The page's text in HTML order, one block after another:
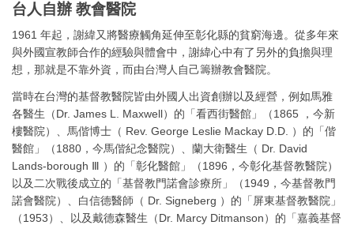
台人自辦 教會醫院
1961 年起，謝緯又將醫療觸角延伸至彰化縣的貧窮海邊。從多年來
與外國宣教師合作的經驗與體會中，謝緯心中有了另外的負擔與理
想，那就是不靠外資，而由台灣人自己籌辦教會醫院。
當時在台灣的基督教醫院皆由外國人出資創辦以及經營，例如馬雅
各醫生（Dr. James L. Maxwell）的「看西街醫館」（1865 ，今新
樓醫院）、馬偕博士（ Rev. George Leslie Mackay D.D. ）的「偕
醫館」（1880，今馬偕紀念醫院）、蘭大衛醫生（ Dr. David
Lands-borough Ⅲ ）的「彰化醫館」（1896，今彰化基督教醫院）
以及二次戰後成立的「基督教門諾會診療所」（1949，今基督教門
諾會醫院）、白信德醫師（ Dr. Signeberg ）的「屏東基督教醫院」
（1953）、以及戴德森醫生（Dr. Marcy Ditmanson）的「嘉義基督